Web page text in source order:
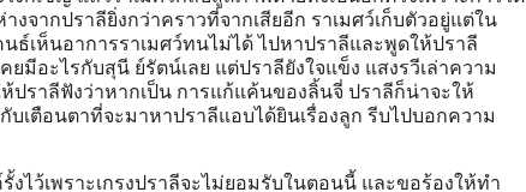
จากปราลียิ่งกว่าคราวที่จากเสียอีก ราเมศว์เก็บตัวอยู่แต่ใน
เห็นอาการราเมศว์ทนไม่ได้ ไปหาปราลีและพูดให้ปราลี
ยมีอะไรกับสุนี ย์รัตน์เลย แต่ปราลียังใจแข็ง แสงรวีเล่าความ
ปราลีฟังว่าหากเป็น การแก้แค้นของลิ้นจี่ ปราลีก็น่าจะให้
บเตือนตาที่จะมาหาปราลีแอบได้ยินเรื่องลูก รีบไปบอกความ
งไว้เพราะเกรงปราลีจะไม่ยอมรับในตอนนี้ และขอร้องให้ทำ